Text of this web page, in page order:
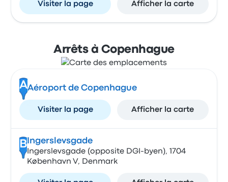
Visiter la page Afficher la carte
Arrêts à Copenhague
AAéroport de Copenhague
Visiter la page Afficher la carte
B Ingerslevsgade
Ingerslevsgade (opposite DGI-byen), 1704
København V, Denmark